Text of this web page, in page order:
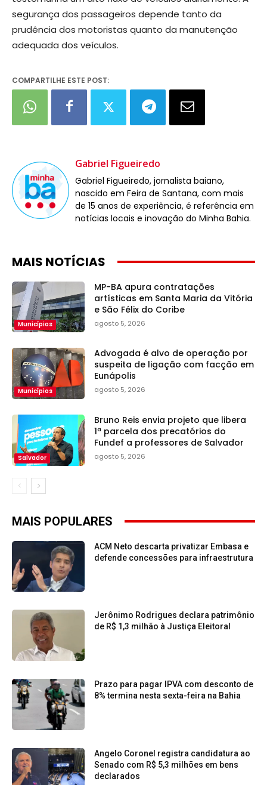
segurança dos passageiros depende tanto da
prudência dos motoristas quanto da manutenção
adequada dos veículos.
COMPARTILHE ESTE POST:
Gabriel Figueiredo
Gabriel Figueiredo, jornalista baiano,
nascido em Feira de Santana, com mais
de 15 anos de experiência, é referência em
notícias locais e inovação do Minha Bahia.
MAIS NOTÍCIAS
Municípios
MP-BA apura contratações
artísticas em Santa Maria da Vitória
e São Félix do Coribe
agosto 5, 2026
Municípios
Advogada é alvo de operação por
suspeita de ligação com facção em
Eunápolis
agosto 5, 2026
Salvador
Bruno Reis envia projeto que libera
1ª parcela dos precatórios do
Fundef a professores de Salvador
agosto 5, 2026
MAIS POPULARES
ACM Neto descarta privatizar Embasa e
defende concessões para infraestrutura
Jerônimo Rodrigues declara patrimônio
de R$ 1,3 milhão à Justiça Eleitoral
Prazo para pagar IPVA com desconto de
8% termina nesta sexta-feira na Bahia
Angelo Coronel registra candidatura ao
Senado com R$ 5,3 milhões em bens
declarados